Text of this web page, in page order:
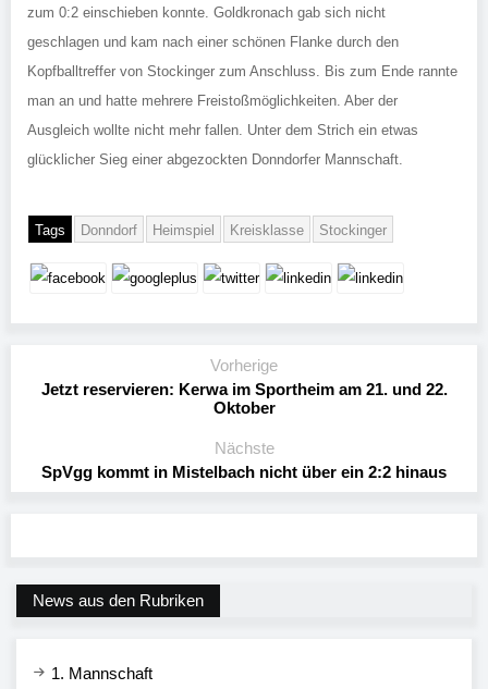
zum 0:2 einschieben konnte. Goldkronach gab sich nicht
geschlagen und kam nach einer schönen Flanke durch den
Kopfballtreffer von Stockinger zum Anschluss. Bis zum Ende rannte
man an und hatte mehrere Freistoßmöglichkeiten. Aber der
Ausgleich wollte nicht mehr fallen. Unter dem Strich ein etwas
glücklicher Sieg einer abgezockten Donndorfer Mannschaft.
Tags Donndorf Heimspiel Kreisklasse Stockinger
Vorherige
Jetzt reservieren: Kerwa im Sportheim am 21. und 22.
Oktober
Nächste
SpVgg kommt in Mistelbach nicht über ein 2:2 hinaus
News aus den Rubriken
1. Mannschaft